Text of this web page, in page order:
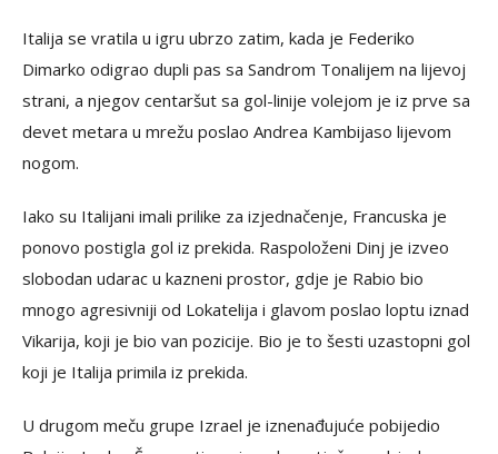
Italija se vratila u igru ubrzo zatim, kada je Federiko
Dimarko odigrao dupli pas sa Sandrom Tonalijem na lijevoj
strani, a njegov centaršut sa gol-linije volejom je iz prve sa
devet metara u mrežu poslao Andrea Kambijaso lijevom
nogom.
Iako su Italijani imali prilike za izjednačenje, Francuska je
ponovo postigla gol iz prekida. Raspoloženi Dinj je izveo
slobodan udarac u kazneni prostor, gdje je Rabio bio
mnogo agresivniji od Lokatelija i glavom poslao loptu iznad
Vikarija, koji je bio van pozicije. Bio je to šesti uzastopni gol
koji je Italija primila iz prekida.
U drugom meču grupe Izrael je iznenađujuće pobijedio